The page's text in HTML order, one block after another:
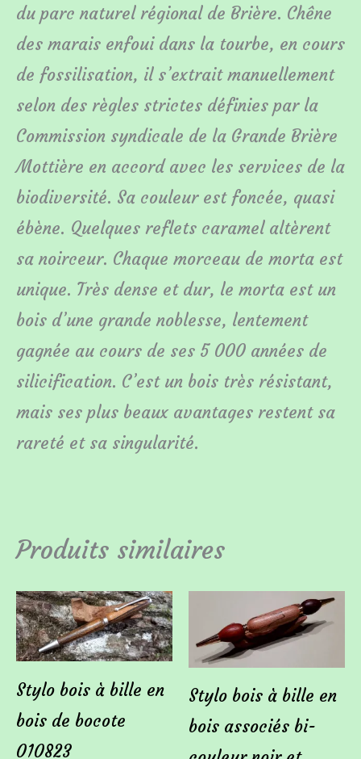
du parc naturel régional de Brière. Chêne
des marais enfoui dans la tourbe, en cours
de fossilisation, il s’extrait manuellement
selon des règles strictes définies par la
Commission syndicale de la Grande Brière
Mottière en accord avec les services de la
biodiversité. Sa couleur est foncée, quasi
ébène. Quelques reflets caramel altèrent
sa noirceur. Chaque morceau de morta est
unique. Très dense et dur, le morta est un
bois d’une grande noblesse, lentement
gagnée au cours de ses 5 000 années de
silicification. C’est un bois très résistant,
mais ses plus beaux avantages restent sa
rareté et sa singularité.
Produits similaires
Stylo bois à bille en
bois de bocote
010823
Stylo bois à bille en
bois associés bi-